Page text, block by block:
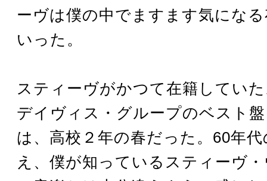
ーヴは僕の中でますます気にな
いった。
スティーヴがかつて在籍してい
デイヴィス・グループのベスト
は、高校２年の春だった。60年
え、僕が知っているスティーヴ